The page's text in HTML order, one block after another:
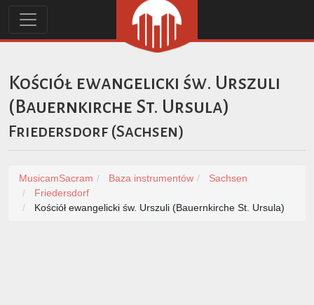
Kościół ewangelicki św. Urszuli
(Bauernkirche St. Ursula)
Friedersdorf (Sachsen)
MusicamSacram Baza instrumentów
Sachsen
Friedersdorf
Kościół ewangelicki św. Urszuli (Bauernkirche St. Ursula)